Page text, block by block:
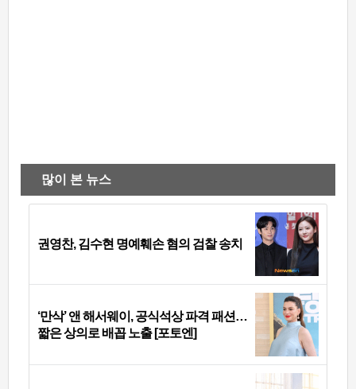
많이 본 뉴스
권영찬, 김수현 명예훼손 혐의 검찰 송치
‘만삭’ 앤 해서웨이, 공식석상 파격 패션…
짧은 상의로 배꼽 노출 [포토엔]